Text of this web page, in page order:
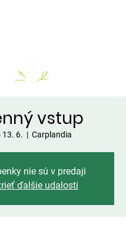
vstup
13. 6.
  |
Carplandia
nie sú v predaji
ďalšie udalosti